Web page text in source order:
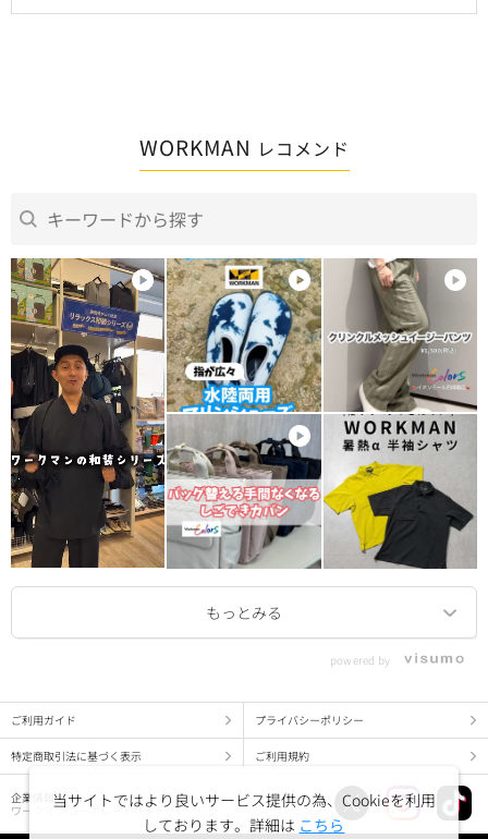
WORKMAN レコメンド
powered by
ご利用ガイド プライバシーポリシー
特定商取引法に基づく表示 ご利用規約
企業情報
ワークマン コーポレートサイト
当サイトではより良いサービス提供の為、Cookieを利用
しております。詳細は こちら